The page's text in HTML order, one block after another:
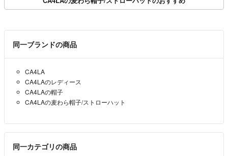
同一ブランドの商品
CA4LA
CA4LAのレディース
CA4LAの帽子
CA4LAの麦わら帽子/ストローハット
同一カテゴリの商品